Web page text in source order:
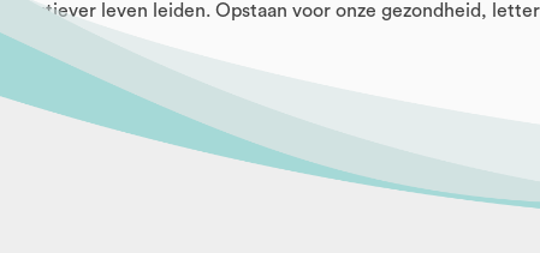
actiever leven leiden. Opstaan voor onze gezondheid,